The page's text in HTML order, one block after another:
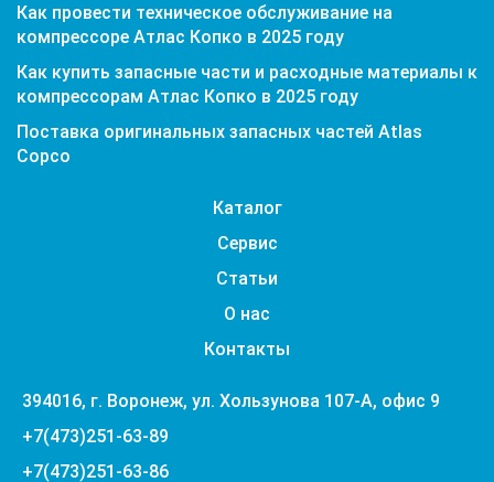
Как провести техническое обслуживание на
компрессоре Атлас Копко в 2025 году
Как купить запасные части и расходные материалы к
компрессорам Атлас Копко в 2025 году
Поставка оригинальных запасных частей Atlas
Copco
Каталог
Сервис
Статьи
О нас
Контакты
394016, г. Воронеж, ул. Хользунова 107-А, офис 9
+7(473)251-63-89
+7(473)251-63-86